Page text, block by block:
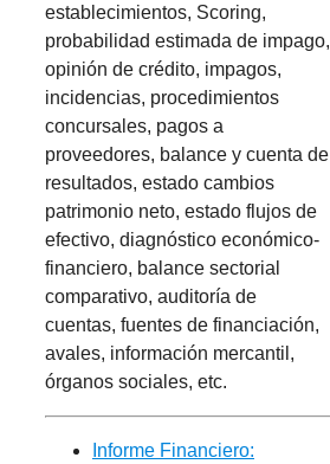
establecimientos, Scoring,
probabilidad estimada de impago,
opinión de crédito, impagos,
incidencias, procedimientos
concursales, pagos a
proveedores, balance y cuenta de
resultados, estado cambios
patrimonio neto, estado flujos de
efectivo, diagnóstico económico-
financiero, balance sectorial
comparativo, auditoría de
cuentas, fuentes de financiación,
avales, información mercantil,
órganos sociales, etc.
Informe Financiero: